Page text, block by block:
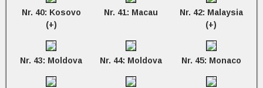
Nr. 40: Kosovo
(+)
Nr. 41: Macau
Nr. 42: Malaysia
(+)
Nr. 43: Moldova Nr. 44: Moldova Nr. 45: Monaco